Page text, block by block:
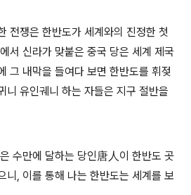
전쟁은 한반도가 세계와의 진정한 첫
서 신라가 맞붙은 중국 당은 세계 제국
그 내막을 들여다 보면 한반도를 휘젖
니 유인궤니 하는 자들은 지구 절반을
수만에 달하는 당인唐人이 한반도 곳
니, 이를 통해 나는 한반도는 세계를 보